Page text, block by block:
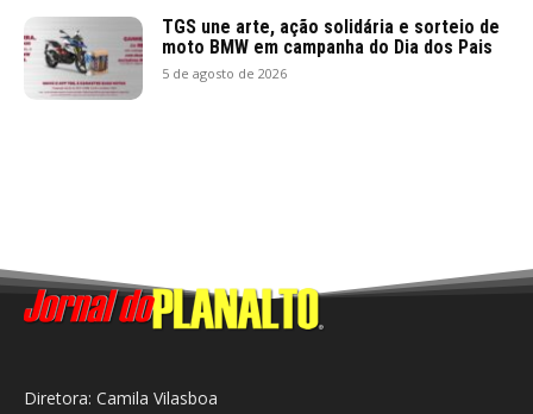
TGS une arte, ação solidária e sorteio de
moto BMW em campanha do Dia dos Pais
5 de agosto de 2026
Diretora: Camila Vilasboa